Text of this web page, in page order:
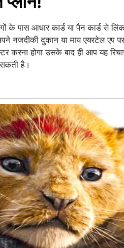
के पास आधार कार्ड या पैन कार्ड से लिंक
नजदीकी दुकान या माय एयरटेल एप
करना होगा उसके बाद ही आप यह
सकती है।